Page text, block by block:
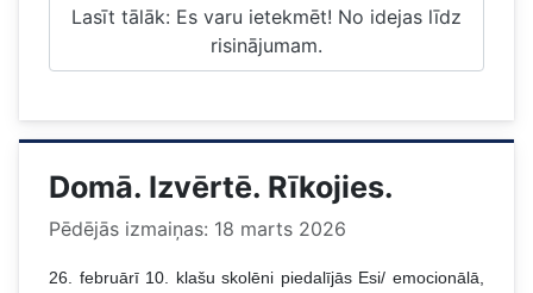
Lasīt tālāk: Es varu ietekmēt! No idejas līdz
risinājumam.
Domā. Izvērtē. Rīkojies.
Pēdējās izmaiņas: 18 marts 2026
26. februārī 10. klašu skolēni piedalījās Esi/ emocionālā,